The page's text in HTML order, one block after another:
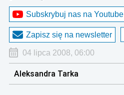
Subskrybuj nas na Youtube
Zapisz się na newsletter
04 lipca 2008, 06:00
Aleksandra Tarka